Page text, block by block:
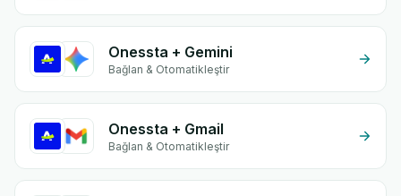
Onessta + Gemini
Bağlan & Otomatikleştir
Onessta + Gmail
Bağlan & Otomatikleştir